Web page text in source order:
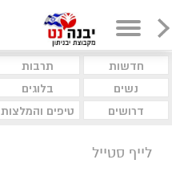
חדשות תרבות
נשים
בלוגים
דרושים
טיפים והמלצות
לייף סטייל